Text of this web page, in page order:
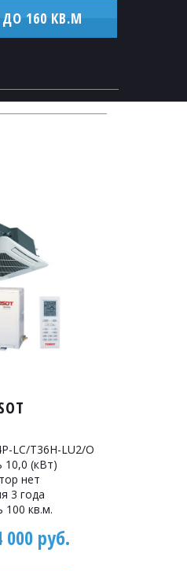
ДО 160 КВ.М
LC/T36H-LU2/O
(кВт)
нет
3 года
100 кв.м.
000 руб.